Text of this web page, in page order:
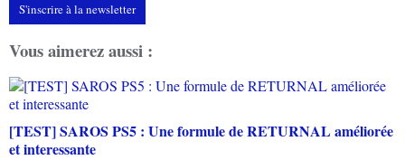
S'inscrire à la newsletter
Vous aimerez aussi :
[TEST] SAROS PS5 : Une formule de RETURNAL améliorée
et interessante